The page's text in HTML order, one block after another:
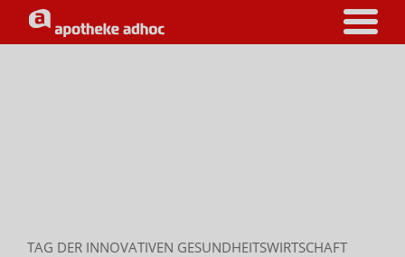
TAG DER INNOVATIVEN GESUNDHEITSWIRTSCHAFT